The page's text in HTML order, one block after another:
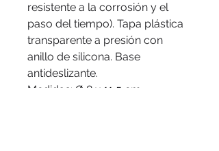
resistente a la corrosión y el
paso del tiempo). Tapa plástica
transparente a presión con
anillo de silicona. Base
antideslizante.
Medidas: Ø 8 x 11,5 cm.